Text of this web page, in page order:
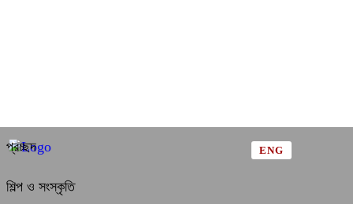
প্রচ্ছদ
শিল্প ও সংস্কৃতি
ENG